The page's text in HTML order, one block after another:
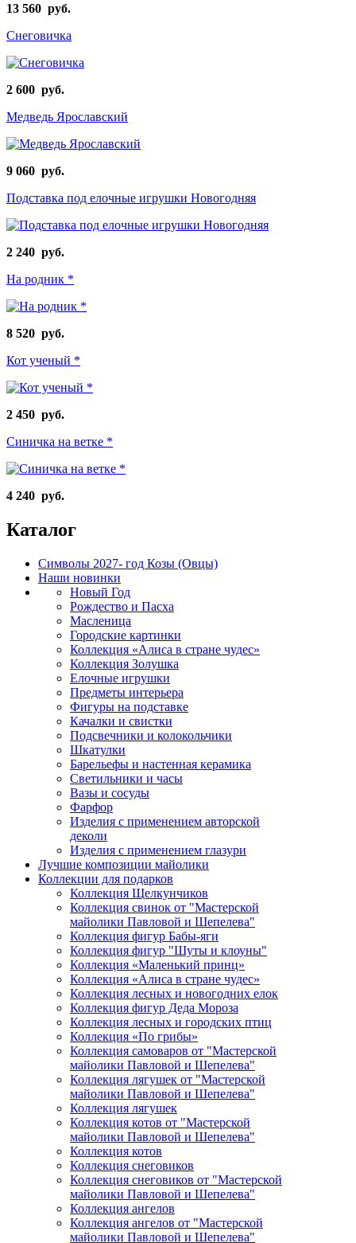
13 560 руб.
Снеговичка
2 600 руб.
Медведь Ярославский
9 060 руб.
Подставка под елочные игрушки Новогодняя
2 240 руб.
На родник *
8 520 руб.
Кот ученый *
2 450 руб.
Синичка на ветке *
4 240 руб.
Каталог
Символы 2027- год Козы (Овцы)
Наши новинки
Новый Год
Рождество и Пасха
Масленица
Городские картинки
Коллекция «Алиса в стране чудес»
Коллекция Золушка
Елочные игрушки
Предметы интерьера
Фигуры на подставке
Качалки и свистки
Подсвечники и колокольчики
Шкатулки
Барельефы и настенная керамика
Светильники и часы
Вазы и сосуды
Фарфор
Изделия с применением авторской
деколи
Изделия с применением глазури
Лучшие композиции майолики
Коллекции для подарков
Коллекция Щелкунчиков
Коллекция свинок от "Мастерской
майолики Павловой и Шепелева"
Коллекция фигур Бабы-яги
Коллекция фигур "Шуты и клоуны"
Коллекция «Маленький принц»
Коллекция «Алиса в стране чудес»
Коллекция лесных и новогодних елок
Коллекция фигур Деда Мороза
Коллекция лесных и городских птиц
Коллекция «По грибы»
Коллекция самоваров от "Мастерской
майолики Павловой и Шепелева"
Коллекция лягушек от "Мастерской
майолики Павловой и Шепелева"
Коллекция лягушек
Коллекция котов от "Мастерской
майолики Павловой и Шепелева"
Коллекция котов
Коллекция снеговиков
Коллекция снеговиков от "Мастерской
майолики Павловой и Шепелева"
Коллекция ангелов
Коллекция ангелов от "Мастерской
майолики Павловой и Шепелева"